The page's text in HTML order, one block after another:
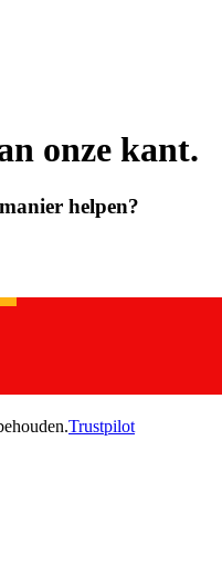
onze kant.
helpen?
Trustpilot